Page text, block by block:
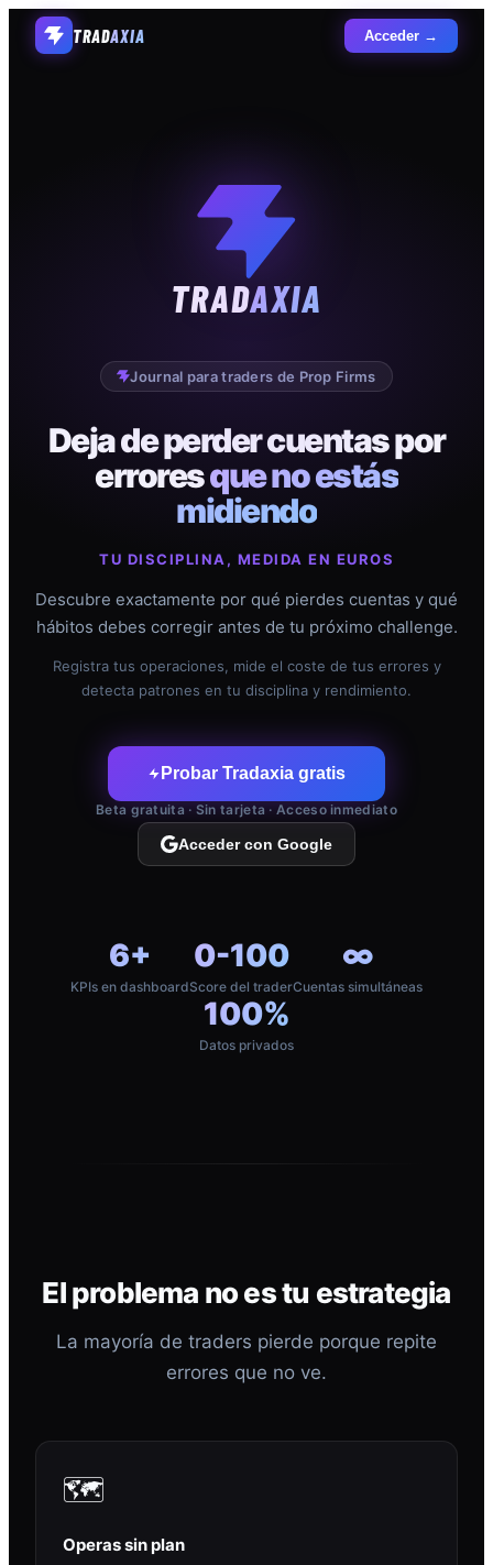
TRADAXIA Acceder →
TRADAXIA
Journal para traders de Prop Firms
Deja de perder cuentas por
erroresque no estás
midiendo
TU DISCIPLINA, MEDIDA EN EUROS
Descubre exactamente por qué pierdes cuentas y qué
hábitos debes corregir antes de tu próximo challenge.
Registra tus operaciones, mide el coste de tus errores y
detecta patrones en tu disciplina y rendimiento.
Probar Tradaxia gratis
Beta gratuita · Sin tarjeta · Acceso inmediato
Acceder con Google
6+
KPIs en dashboard
0-100
Score del trader
∞
Cuentas simultáneas
100%
Datos privados
El problema no es tu estrategia
La mayoría de traders pierde porque repite
errores que no ve.
🗺️
Operas sin plan